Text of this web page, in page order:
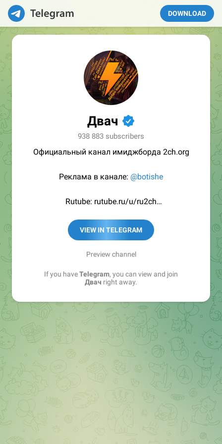
DOWNLOAD
Двач
938 883 subscribers
Официальный канал имиджборда 2ch.org
Реклама в канале: @botishe
Rutube: rutube.ru/u/ru2ch
Другие каналы: telegra.ph/2ch-09-09
Папка с нашими каналами:
Предложка:
@dvachmeme_bot
Випач:@ru2chvip_bot
VIEW IN TELEGRAM
Preview channel
If you haveTelegram, you can view and join
Двач right away.